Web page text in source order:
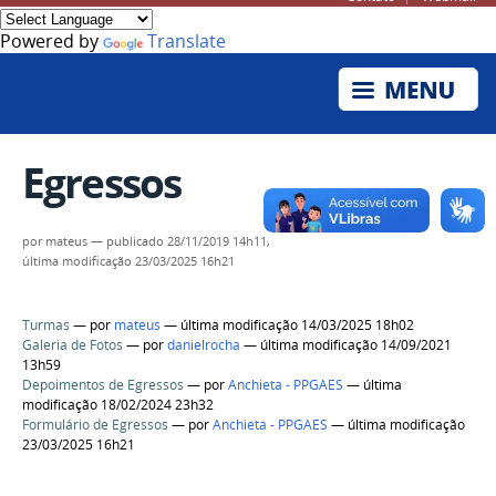
Powered by Translate
Egressos
por mateus — publicado 28/11/2019 14h11,
última modificação 23/03/2025 16h21
Turmas — por mateus — última modificação 14/03/2025 18h02
Galeria de Fotos — pordanielrocha — última modificação 14/09/2021
13h59
Depoimentos de Egressos — porAnchieta - PPGAES — última
modificação 18/02/2024 23h32
Formulário de Egressos — porAnchieta - PPGAES — última modificação
23/03/2025 16h21